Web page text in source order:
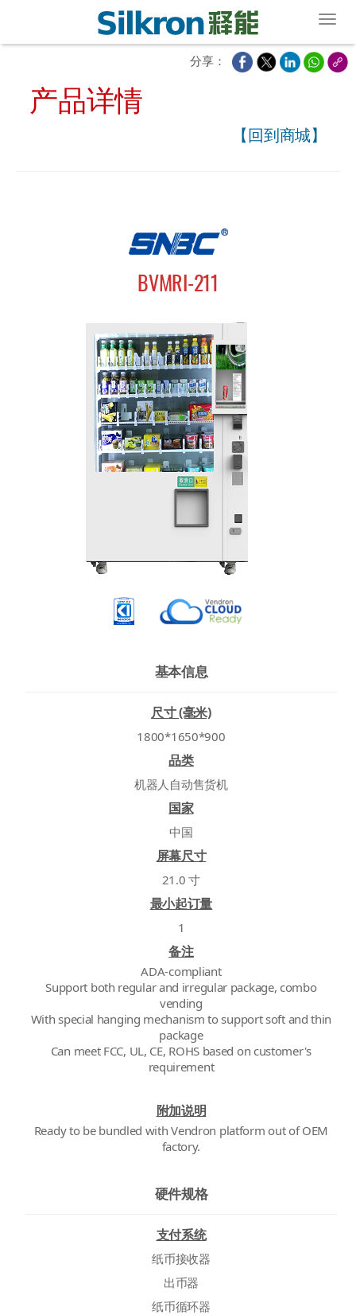
分享：
产品详情
【回到商城】
BVMRI-211
基本信息
尺寸 (毫米)
1800*1650*900
品类
机器人自动售货机
国家
中国
屏幕尺寸
21.0 寸
最小起订量
1
备注
ADA-compliant
Support both regular and irregular package, combo
vending
With special hanging mechanism to support soft and thin
package
Can meet FCC, UL, CE, ROHS based on customer's
requirement
附加说明
Ready to be bundled with Vendron platform out of OEM
factory.
硬件规格
支付系统
纸币接收器
出币器
纸币循环器